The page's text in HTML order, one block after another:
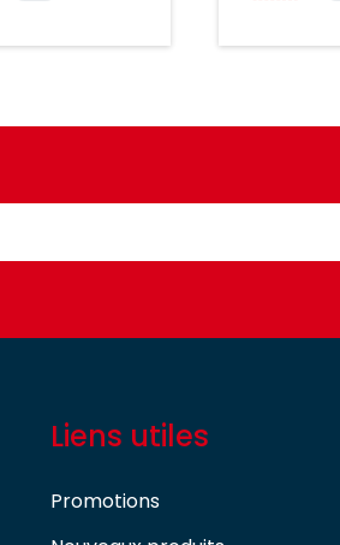
Liens utiles
Promotions